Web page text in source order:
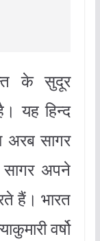
के सुदूर
यह हिन्द
अरब सागर
अपने
हैं। भारत
वर्षो